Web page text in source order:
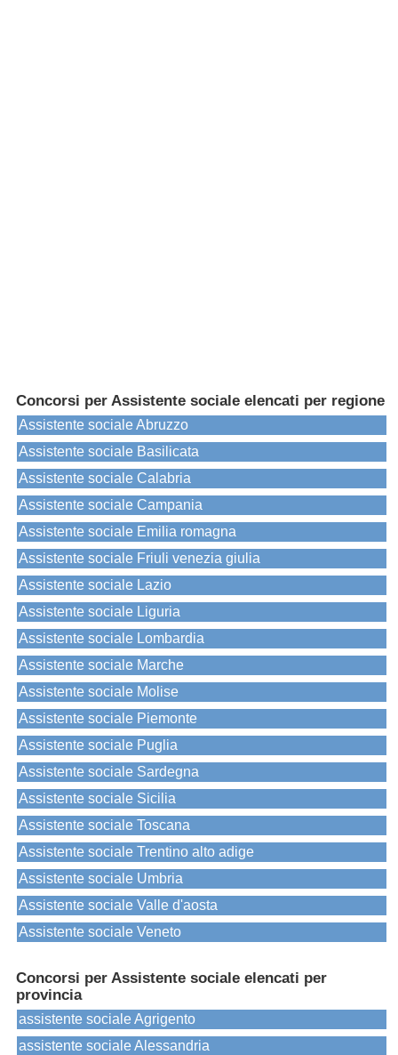
Concorsi per Assistente sociale elencati per regione
Assistente sociale Abruzzo
Assistente sociale Basilicata
Assistente sociale Calabria
Assistente sociale Campania
Assistente sociale Emilia romagna
Assistente sociale Friuli venezia giulia
Assistente sociale Lazio
Assistente sociale Liguria
Assistente sociale Lombardia
Assistente sociale Marche
Assistente sociale Molise
Assistente sociale Piemonte
Assistente sociale Puglia
Assistente sociale Sardegna
Assistente sociale Sicilia
Assistente sociale Toscana
Assistente sociale Trentino alto adige
Assistente sociale Umbria
Assistente sociale Valle d'aosta
Assistente sociale Veneto
Concorsi per Assistente sociale elencati per
provincia
assistente sociale Agrigento
assistente sociale Alessandria